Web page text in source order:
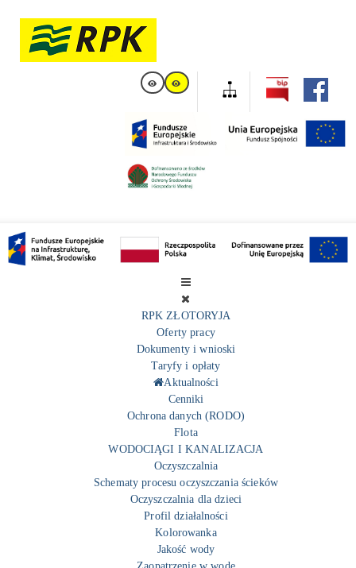
RPK ZŁOTORYJA
Oferty pracy
Dokumenty i wnioski
Taryfy i opłaty
Aktualności
Cenniki
Ochrona danych (RODO)
Flota
WODOCIĄGI I KANALIZACJA
Oczyszczalnia
Schematy procesu oczyszczania ścieków
Oczyszczalnia dla dzieci
Profil działalności
Kolorowanka
Jakość wody